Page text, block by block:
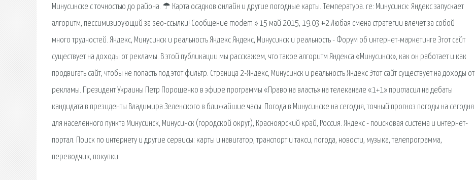
Минусинске с точностью до района. ☂ Карта осадков онлайн и другие погодные карты. Температура. re: Минусинск: Яндекс запускает
алгоритм, пессимизирующий за seo-ссылки! Сообщение modem » 15 май 2015, 19:03 #2 Любая смена стратегии влечет за собой
много трудностей. Яндекс, Минусинск и реальность Яндекс Яндекс, Минусинск и реальность - Форум об интернет-маркетинге Этот сайт
существует на доходы от рекламы. В этой публикации мы расскажем, что такое алгоритм Яндекса «Минусинск», как он работает и как
продвигать сайт, чтобы не попасть под этот фильтр. Страница 2-Яндекс, Минусинск и реальность Яндекс Этот сайт существует на доходы от
рекламы. Президент Украины Петр Порошенко в эфире программы «Право на власть» на телеканале «1+1» пригласил на дебаты
кандидата в президенты Владимира Зеленского в ближайшие часы. Погода в Минусинске на сегодня, точный прогноз погоды на сегодня
для населенного пункта Минусинск, Минусинск (городской округ), Красноярский край, Россия. Яндекс - поисковая система и интернет-
портал. Поиск по интернету и другие сервисы: карты и навигатор, транспорт и такси, погода, новости, музыка, телепрограмма,
переводчик, покупки